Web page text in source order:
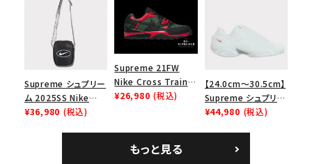
ース１スニーカー シ
ューズ ホワイト
Supreme シュプリー
ム 2025SS Nike
Leather Shoulder
¥36,980 (税込)
Supreme 21FW
Nike Cross Trainer
Low ナイキクロスト
¥26,980 (税込)
【24.0cm～30.5cm】
Supreme シュプリー
ム 2023AW Nike
カー ホワイト 白
¥44,980 (税込)
もっと見る